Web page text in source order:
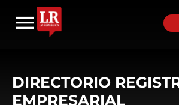
DIRECTORIO
EMPRESARIAL